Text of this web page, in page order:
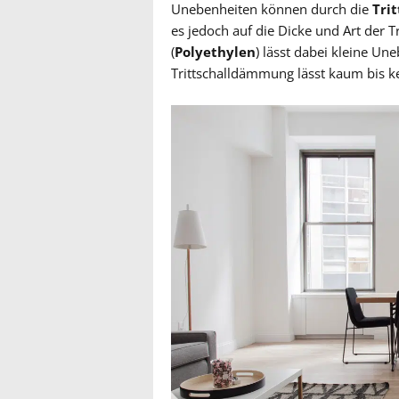
Unebenheiten können durch die
es jedoch auf die Dicke und Art der
(Polyethylen) lässt dabei kleine
Trittschalldämmung lässt kaum bis